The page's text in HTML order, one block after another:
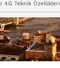
4G Teknik Özellikleri